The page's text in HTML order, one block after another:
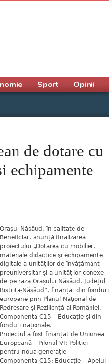
de dotare cu
echipamente
Orașul Năsăud, în calitate de
Beneficiar, anunță finalizarea
proiectului „Dotarea cu mobilier,
materiale didactice și echipamente
digitale a unităților de învățământ
preuniversitar și a unităților conexe
de pe raza Orașului Năsăud, Județul
Bistrița-Năsăud”, finanțat din fonduri
europene prin Planul Național de
Redresare și Reziliență al României,
Componenta C15 – Educație și din
fonduri naționale.
Proiectul a fost finanțat de Uniunea
Europeană – Pilonul VI: Politici
pentru noua generație –
Componenta C15: Educație – Apelul
Sport Opinii